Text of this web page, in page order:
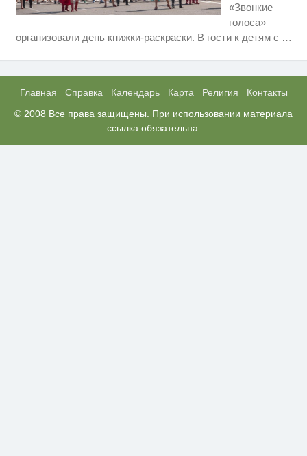
«Звонкие
голоса»
организовали день книжки-раскраски. В гости к детям с …
Главная Справка Календарь Карта Религия
Контакты
© 2008 Все права защищены. При использовании материала
ссылка обязательна.
Крыма: Что люди вытворяют,
i
Ролик длится пару секунд, но
вы будете в шоке от увиденного